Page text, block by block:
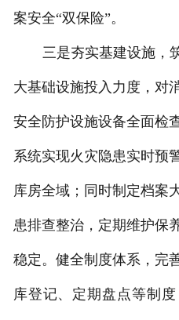
案安全“双保险”。
三是夯实基建设施，
大基础设施投入力度，对
安全防护设施设备全面检
系统实现火灾隐患实时预
库房全域；同时制定档案
患排查整治，定期维护保
稳定。健全制度体系，完
库登记、定期盘点等制